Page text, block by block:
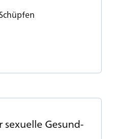
se­xu­el­le Ge­sund­